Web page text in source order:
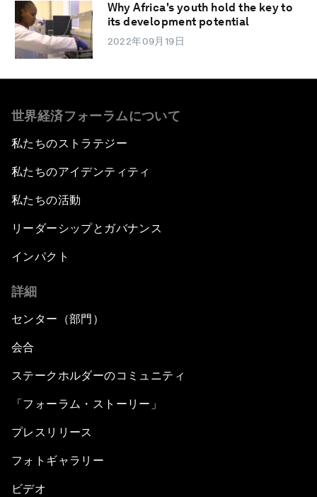
Why Africa's youth hold the key to
its development potential
2022年09月19日
世界経済フォーラムについて
私たちのストラテジー
私たちのアイデンティティ
私たちの活動
リーダーシップとガバナンス
インパクト
詳細
センター（部門）
会合
ステークホルダーのコミュニティ
「フォーラム・ストーリー」
プレスリリース
フォトギャラリー
ビデオ